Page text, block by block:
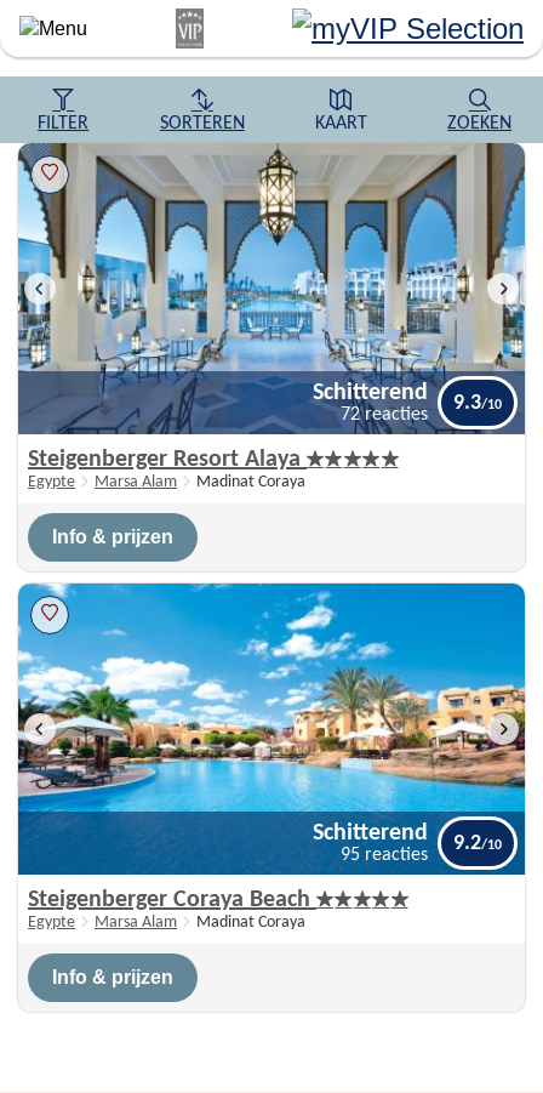
Overslaan
en
algemene
inhoud
gaan
FILTER SORTEREN KAART ZOEKEN
Schitterend
Steigenberger Resort Alaya
Egypte Marsa Alam Madinat Coraya
Schitterend
72 reacties
9.3
Info & prijzen
Schitterend
Steigenberger Coraya Beach
Egypte Marsa Alam Madinat Coraya
Schitterend
95 reacties
9.2
Info & prijzen